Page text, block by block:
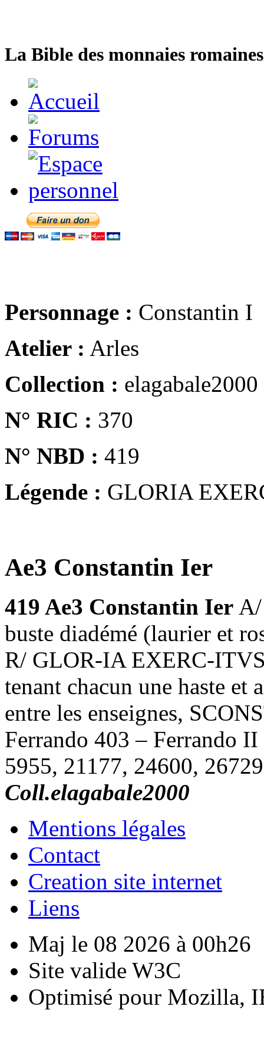
La Bible des monnaies
Personnage : Constantin I
Atelier : Arles
Collection : elagabale2000
N° RIC : 370
N° NBD : 419
Légende : GLORIA
Ae3 Constantin Ier
419 Ae3 Constantin Ier
buste diadémé (laurier et
R/ GLOR-IA EXERC-
tenant chacun une haste et
entre les enseignes,
Ferrando 403 – Ferrando
5955, 21177, 24600,
Coll.elagabale2000
Mentions légales
Contact
Creation site internet
Liens
Maj le 08 2026 à 00h26
Site valide W3C
Optimisé pour Mozilla,